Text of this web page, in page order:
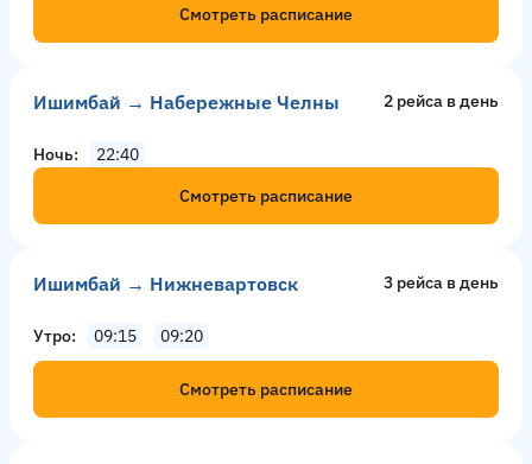
Смотреть расписание
Ишимбай → Набережные Челны 2 рейсa в день
Ночь
22:40
Смотреть расписание
Ишимбай → Нижневартовск 3 рейсa в день
Утро 09:15 09:20
Смотреть расписание